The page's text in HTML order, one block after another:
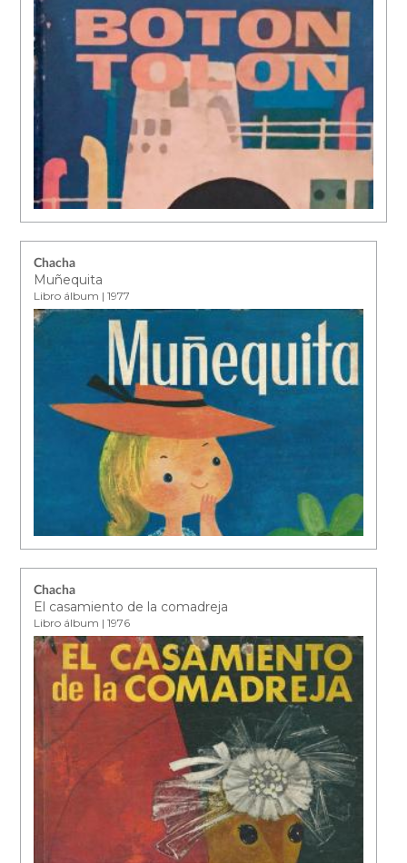
Chacha
Muñequita
Libro álbum | 1977
Chacha
El casamiento de la comadreja
Libro álbum | 1976